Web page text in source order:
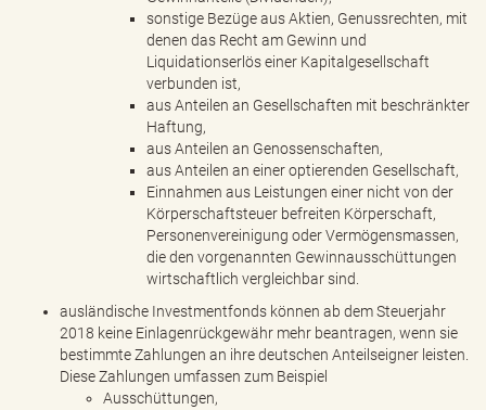
sonstige Bezüge aus Aktien, Genussrechten, mit
denen das Recht am Gewinn und
Liquidationserlös einer Kapitalgesellschaft
verbunden ist,
aus Anteilen an Gesellschaften mit beschränkter
Haftung,
aus Anteilen an Genossenschaften,
aus Anteilen an einer optierenden Gesellschaft,
Einnahmen aus Leistungen einer nicht von der
Körperschaftsteuer befreiten Körperschaft,
Personenvereinigung oder Vermögensmassen,
die den vorgenannten Gewinnausschüttungen
wirtschaftlich vergleichbar sind.
ausländische Investmentfonds können ab dem Steuerjahr
2018 keine Einlagenrückgewähr mehr beantragen, wenn sie
bestimmte Zahlungen an ihre deutschen Anteilseigner leisten.
Diese Zahlungen umfassen zum Beispiel
Ausschüttungen,